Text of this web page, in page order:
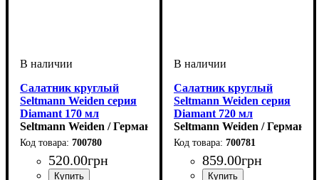
Салатник круглый
Seltmann Weiden серия
Diamant 170 мл
Seltmann Weiden / Германия
700780
520.00грн
Салатник круглый
Seltmann Weiden серия
Diamant 720 мл
Seltmann Weiden / Германия
700781
859.00грн